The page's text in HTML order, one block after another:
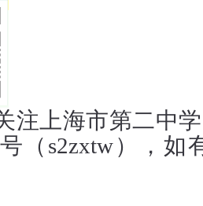
注上海市第二中
（s2zxtw），如